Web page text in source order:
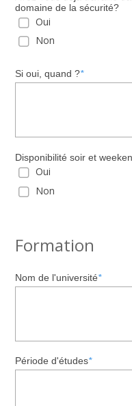
domaine de la sécurité?
Oui
Non
Si oui, quand ?*
Disponibilité soir et
Oui
Non
Formation
Nom de l'université*
Période d'études*